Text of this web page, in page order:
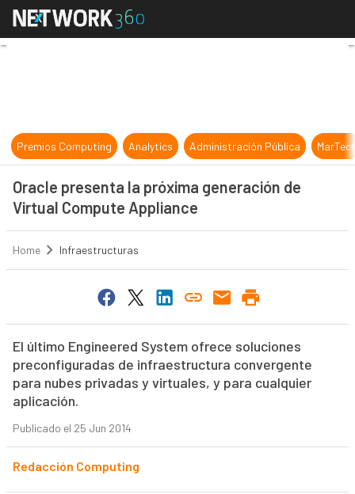
Oracle presenta la próxima
Premios Computing Analytics Administración Pública
Oracle presenta la próxima generación de
Virtual Compute Appliance
Home Infraestructuras
El último Engineered System ofrece soluciones
preconfiguradas de infraestructura convergente
para nubes privadas y virtuales, y para cualquier
aplicación.
Publicado el 25 Jun 2014
Redacción Computing